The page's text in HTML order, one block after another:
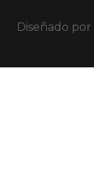
Diseñado por